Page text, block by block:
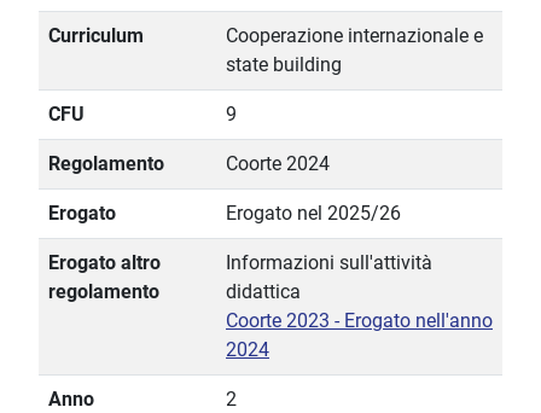
Curriculum
Cooperazione internazionale e
state building
CFU 9
Regolamento Coorte 2024
Erogato Erogato nel 2025/26
Erogato altro
regolamento
Informazioni sull'attività
didattica
Coorte 2023 - Erogato nell'anno
2024
Anno 2